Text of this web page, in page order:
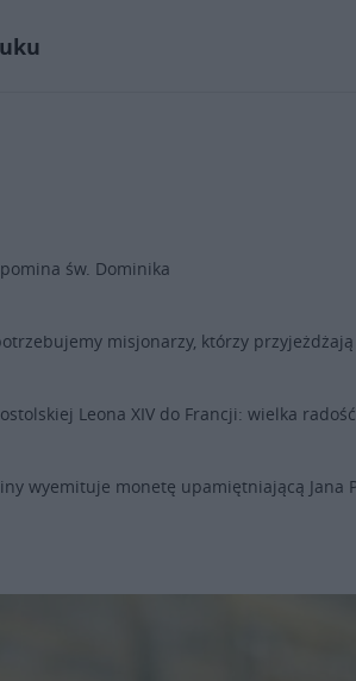
św. Dominika
misjonarzy, którzy
Leona XIV do Francji: wielka radość
wyemituje monetę upamiętniającą Jana